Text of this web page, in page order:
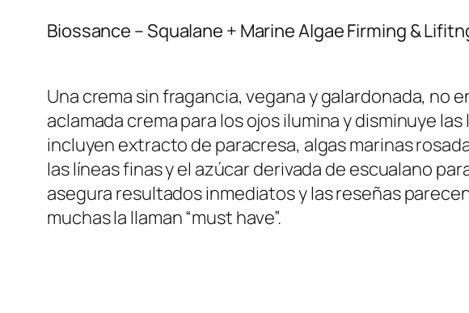
Biossance – Squalane + Marine Algae Firming &
Una crema sin fragancia, vegana y galardonada, no
aclamada crema para los ojos ilumina y disminuye
incluyen extracto de paracresa, algas marinas
las líneas finas y el azúcar derivada de escualano
asegura resultados inmediatos y las reseñas
muchas la llaman “must have”.